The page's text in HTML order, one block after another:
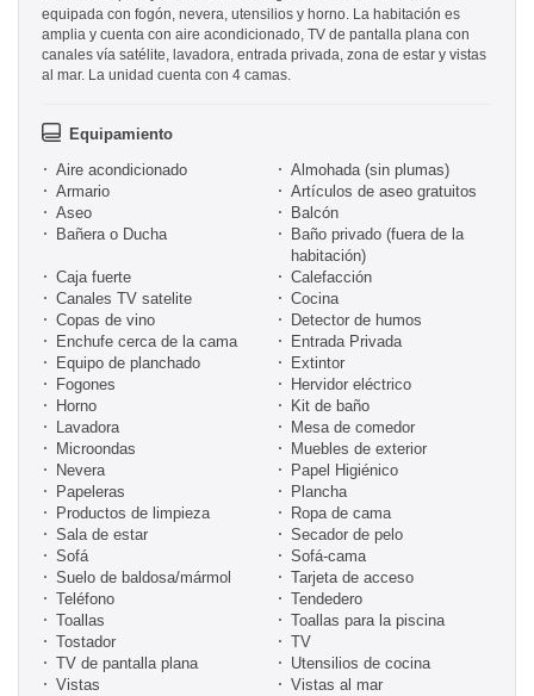
equipada con fogón, nevera, utensilios y horno. La habitación es
amplia y cuenta con aire acondicionado, TV de pantalla plana con
canales vía satélite, lavadora, entrada privada, zona de estar y vistas
al mar. La unidad cuenta con 4 camas.
Equipamiento
Aire acondicionado
Almohada (sin plumas)
Armario
Artículos de aseo gratuitos
Aseo
Balcón
Bañera o Ducha
Baño privado (fuera de la
habitación)
Caja fuerte
Calefacción
Canales TV satelite
Cocina
Copas de vino
Detector de humos
Enchufe cerca de la cama
Entrada Privada
Equipo de planchado
Extintor
Fogones
Hervidor eléctrico
Horno
Kit de baño
Lavadora
Mesa de comedor
Microondas
Muebles de exterior
Nevera
Papel Higiénico
Papeleras
Plancha
Productos de limpieza
Ropa de cama
Sala de estar
Secador de pelo
Sofá
Sofá-cama
Suelo de baldosa/mármol
Tarjeta de acceso
Teléfono
Tendedero
Toallas
Toallas para la piscina
Tostador
TV
TV de pantalla plana
Utensilios de cocina
Vistas
Vistas al mar